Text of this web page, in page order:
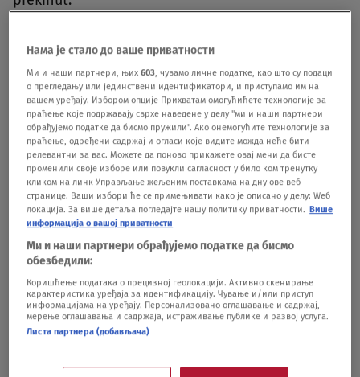
Igrači su u međuvremenu otišli u svlačionice.
🚨‼️ There was a fight in the stands during the Anderlecht
vs Fenerbahçe match. As a result, the match has been
suspended for 15 minutes. (@erdemakbs)
pic.twitter.com/BrM8LuycMq
— EuroFoot (@eurofootcom)February 20, 2025
ostali morali da beže u svlačionicu:
Нама је стало до ваше приватности
Ми и наши партнери, њих603, чувамо личне податке, као што су подаци
о прегледању или јединствени идентификатори, и приступамо им на
вашем уређају. Избором опције Прихватам омогућићете технологије за
праћење које подржавају сврхе наведене у делу "ми и наши партнери
обрађујемо податке да бисмо пружили". Ако онемогућите технологије за
праћење, одређени садржај и огласи које видите можда неће бити
релевантни за вас. Можете да поново прикажете овај мени да бисте
променили своје изборе или повукли сагласност у било ком тренутку
кликом на линк Управљање жељеним поставкама на дну ове веб
странице. Ваши избори ће се примењивати како је описано у делу: Wеб
локација. За више детаља погледајте нашу политику приватности. Више
информација о вашој приватности
Ми и наши партнери обрађујемо податке да бисмо
обезбедили:
Коришћење података о прецизној геолокацији. Активно скенирање
карактеристика уређаја за идентификацију. Чување и/или приступ
информацијама на уређају. Персонализовано оглашавање и садржај,
мерење оглашавања и садржаја, истраживање публике и развој услуга.
Листа партнера (добављача)